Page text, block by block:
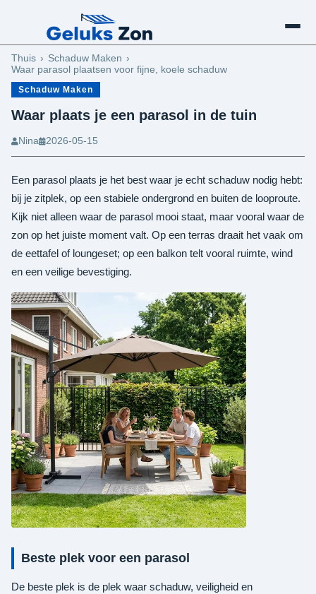
Schaduw Maken
Thuis
Schaduw Maken
Waar parasol plaatsen voor fijne, koele schaduw
Schaduw Maken
Waar plaats je een parasol in de tuin
Nina 2026-05-15
Een parasol plaats je het best waar je echt schaduw nodig hebt:
bij je zitplek, op een stabiele ondergrond en buiten de looproute.
Kijk niet alleen waar de parasol mooi staat, maar vooral waar de
zon op het juiste moment valt. Op een terras draait het vaak om
de eettafel of loungeset; op een balkon telt vooral ruimte, wind
en een veilige bevestiging.
Beste plek voor een parasol
De beste plek is de plek waar schaduw, veiligheid en